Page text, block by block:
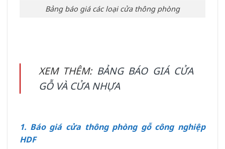
Bảng báo giá các loại cửa thông phòng
XEM THÊM: BẢNG BÁO GIÁ CỬA
GỖ VÀ CỬA NHỰA
1. Báo giá cửa thông phòng gỗ công nghiệp
HDF